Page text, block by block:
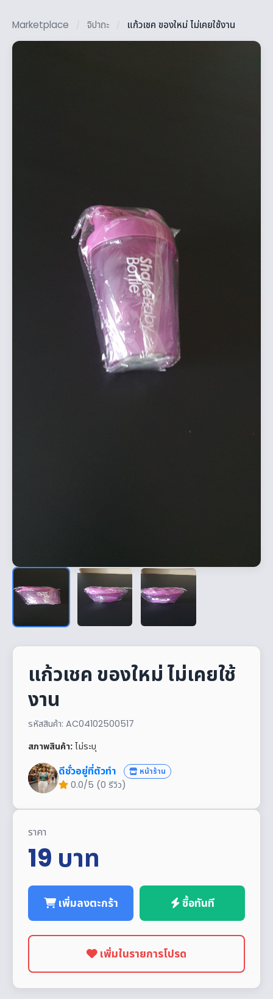
Marketplace / จิปาถะ / แก้วเชค ของใหม่ ไม่เคยใช้งาน
แก้วเชค ของใหม่ ไม่เคยใช้
งาน
รหัสสินค้า: AC04102500517
สภาพสินค้า: ไม่ระบุ
ดีชั่วอยู่ที่ตัวทำ หน้าร้าน
0.0/5 (0 รีวิว)
ราคา
19 บาท
เพิ่มลงตะกร้า ซื้อทันที
เพิ่มในรายการโปรด